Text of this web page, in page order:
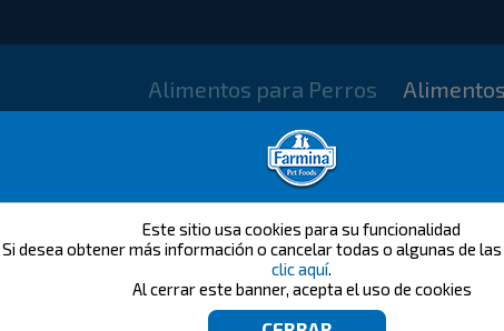
Este sitio usa cookies para su funcionalidad
Si desea obtener más información o cancelar todas o algunas de
clic aquí.
Al cerrar este banner, acepta el uso de cookies
Alimentos para Perros